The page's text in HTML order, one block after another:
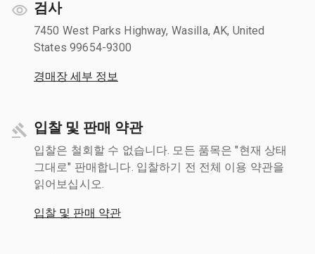
검사
7450 West Parks Highway, Wasilla, AK, United
States 99654-9300
경매장 세부 정보
입찰 및 판매 약관
입찰은 철회할 수 없습니다. 모든 품목은 "현재 상태
그대로" 판매합니다. 입찰하기 전 전체 이용 약관을
읽어보십시오.
입찰 및 판매 약관